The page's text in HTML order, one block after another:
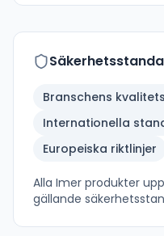
Branschens
Internationella
Europeiska riktlinjer
Alla Imer produkter
gällande